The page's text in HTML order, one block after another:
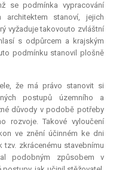
se podmínka vypracování
architektem stanoví, jejich
vyžaduje takovouto zvláštní
s odpůrcem a krajským
podmínku stanovil plošně
že má právo stanovit si
postupů územního a
důvody v podobě potřeby
rozvoje. Takové vyloučení
ve znění účinném ke dni
zkrácenému stavebnímu
podobným způsobem v